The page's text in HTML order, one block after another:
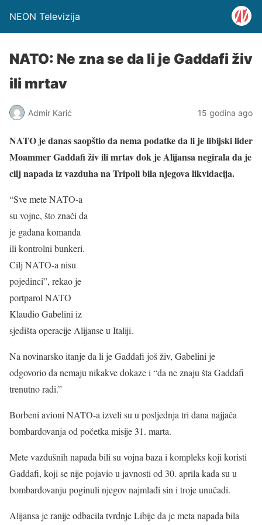
NEON Televizija
NATO: Ne zna se da li je Gaddafi živ
ili mrtav
Admir Karić 15 godina ago
NATO je danas saopštio da nema podatke da li je libijski lider
Moammer Gaddafi živ ili mrtav dok je Alijansa negirala da je
cilj napada iz vazduha na Tripoli bila njegova likvidacija.
“Sve mete NATO-a
su vojne, što znači da
je gađana komanda
ili kontrolni bunkeri.
Cilj NATO-a nisu
pojedinci”, rekao je
portparol NATO
Klaudio Gabelini iz
sjedišta operacije Alijanse u Italiji.
Na novinarsko itanje da li je Gaddafi još živ, Gabelini je
odgovorio da nemaju nikakve dokaze i “da ne znaju šta Gaddafi
trenutno radi.”
Borbeni avioni NATO-a izveli su u posljednja tri dana najjača
bombardovanja od početka misije 31. marta.
Mete vazdušnih napada bili su vojna baza i kompleks koji koristi
Gaddafi, koji se nije pojavio u javnosti od 30. aprila kada su u
bombardovanju poginuli njegov najmlađi sin i troje unučadi.
Alijansa je ranije odbacila tvrdnje Libije da je meta napada bila